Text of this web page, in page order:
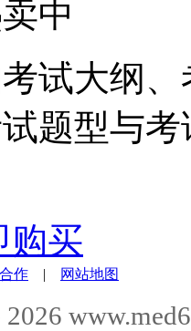
中
试大纲
题型与
购买
作 | 网站地图
2026